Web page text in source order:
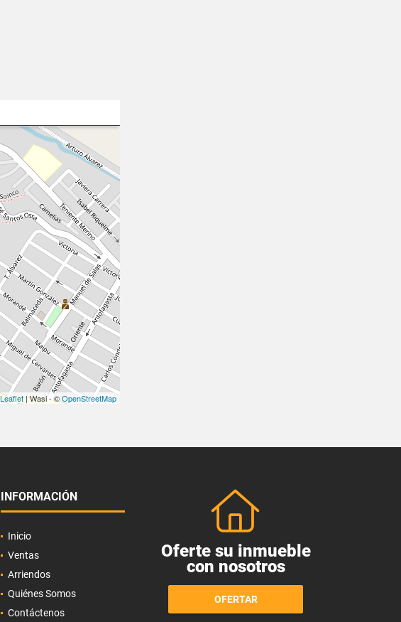
Leaflet| Wasi - ©OpenStreetMap
INFORMACIÓN
Inicio
Ventas
Arriendos
Quiénes Somos
Contáctenos
Oferte su inmueble
con nosotros
OFERTAR